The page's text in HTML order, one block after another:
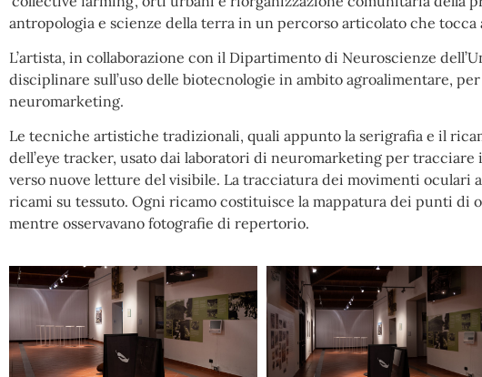
antropologia e scienze della terra in un percorso articolato che
L’artista, in collaborazione con il Dipartimento di Neuroscienze
disciplinare sull’uso delle biotecnologie in ambito agroalimentare,
neuromarketing.
Le tecniche artistiche tradizionali, quali appunto la serigrafia e il
dell’eye tracker, usato dai laboratori di neuromarketing per
verso nuove letture del visibile. La tracciatura dei movimenti
ricami su tessuto. Ogni ricamo costituisce la mappatura dei punti di
mentre osservavano fotografie di repertorio.